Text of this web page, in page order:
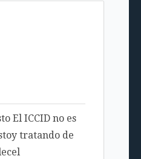
El ICCID no es
tratando de